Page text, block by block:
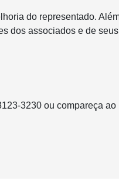
do representado.
dos associados e de seus
3230 ou compareça ao